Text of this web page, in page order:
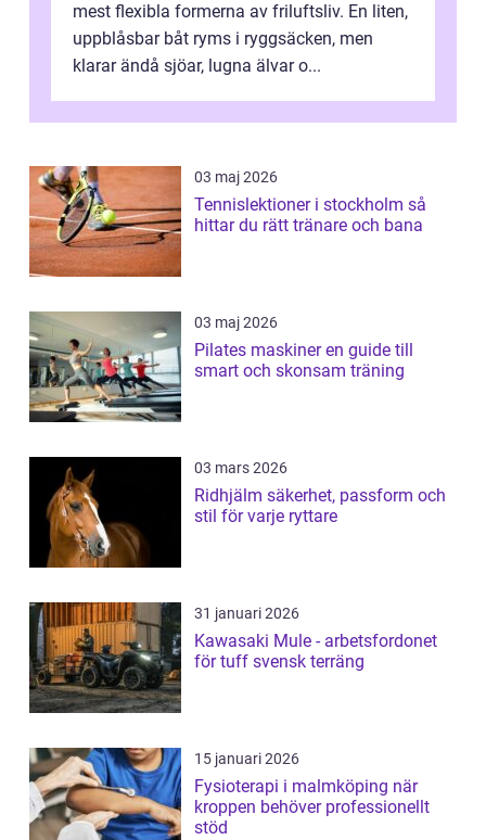
mest flexibla formerna av friluftsliv. En liten,
uppblåsbar båt ryms i ryggsäcken, men
klarar ändå sjöar, lugna älvar o...
03 maj 2026
Tennislektioner i stockholm så
hittar du rätt tränare och bana
03 maj 2026
Pilates maskiner en guide till
smart och skonsam träning
03 mars 2026
Ridhjälm säkerhet, passform och
stil för varje ryttare
31 januari 2026
Kawasaki Mule - arbetsfordonet
för tuff svensk terräng
15 januari 2026
Fysioterapi i malmköping när
kroppen behöver professionellt
stöd